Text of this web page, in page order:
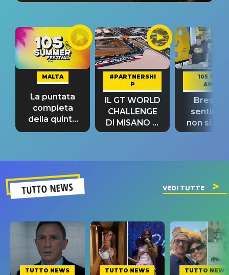
MALTA
La puntata
completa
della quinta
tappa
#PARTNERSHI
P
IL GT WORLD
CHALLENGE
DI MISANO si
riconferma
105 TAKE
AWAY
Bresh:
non si
fino alla
TUTTO NEWS VEDI TUTTE
TUTTO NEWS TUTTO NEWS TUTTO NEWS